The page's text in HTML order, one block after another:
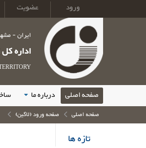
ورود عضویت
ایران -
اداره
صفحه اصلی درباره ما
صفحه اصلی صفحه ورود (لاگین)
تازه ها